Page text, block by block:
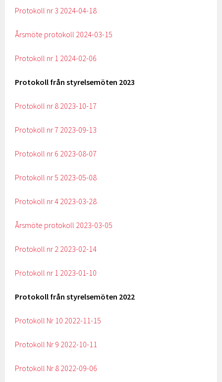
Protokoll nr 3 2024-04-18
Årsmöte protokoll 2024-03-15
Protokoll nr 1 2024-02-06
Protokoll från styrelsemöten 2023
Protokoll nr 8 2023-10-17
Protokoll nr 7 2023-09-13
Protokoll nr 6 2023-08-07
Protokoll nr 5 2023-05-08
Protokoll nr 4 2023-03-28
Årsmöte protokoll 2023-03-05
Protokoll nr 2 2023-02-14
Protokoll nr 1 2023-01-10
Protokoll från styrelsemöten 2022
Protokoll Nr 10 2022-11-15
Protokoll Nr 9 2022-10-11
Protokoll Nr 8 2022-09-06